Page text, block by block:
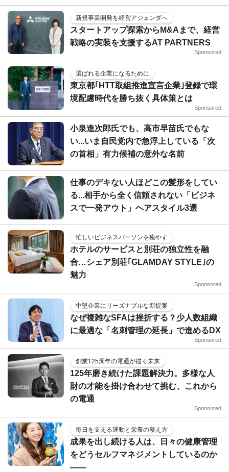
新規事業開発を経営アジェンダへ
スタートアップ探索からM&Aまで、経営
戦略の実装を支援するAT PARTNERS
Sponsored
選ばれる企業になるために
東京都｢HTT取組推進宣言企業｣登録で環
境配慮時代を勝ち抜く具体策とは
Sponsored
小泉進次郎氏でも、高市早苗氏でもな
い...いま自民党内で急浮上している「次
の首相」有力候補の意外な名前
仕事のデキない人ほどこの髪形をしてい
る...相手から全く信頼されない「ビジネ
スで一発アウト」ヘアスタイル3選
忙しいビジネスパーソンを癒やす
ホテルのサービスと別荘の独立性を融
合…シェア別荘｢GLAMDAY STYLE｣の
魅力
Sponsored
中堅企業にリーズナブルな新提案
なぜ複雑なSFAは挫折する？少人数組織
に最適な「名刺管理の延長」で進めるDX
Sponsored
創業125周年の電通が描く未来
125年磨き続けた課題解決力。多様な人
財の才能を掛け合わせて挑む、これから
の電通
Sponsored
毎日を支える運動と栄養の整え方
成果を出し続ける人は、日々の健康管理
をどうセルフマネジメントしているのか
——